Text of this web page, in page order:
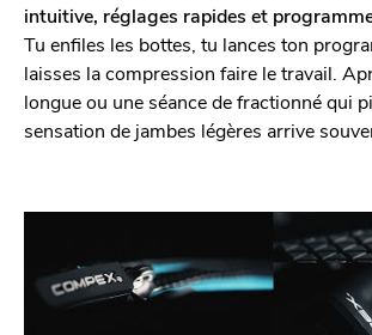
intuitive, réglages rapides et
Tu enfiles les bottes, tu lances ton
laisses la compression faire le travail.
longue ou une séance de fractionné qui
sensation de jambes légères arrive